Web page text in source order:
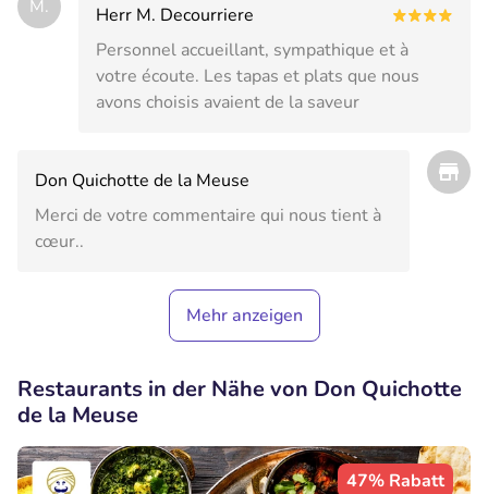
M.
Herr M. Decourriere
Personnel accueillant, sympathique et à
votre écoute. Les tapas et plats que nous
avons choisis avaient de la saveur
Don Quichotte de la Meuse
Merci de votre commentaire qui nous tient à
cœur..
Mehr anzeigen
Restaurants in der Nähe von Don Quichotte
de la Meuse
47% Rabatt